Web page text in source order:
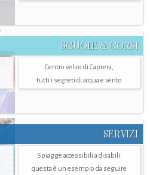
SCUOLE & CORSI
Centro velico di Caprera,
tutti i segreti di acqua e vento
SERVIZI
Spiagge accessibili a disabili:
questa è un esempio da seguire